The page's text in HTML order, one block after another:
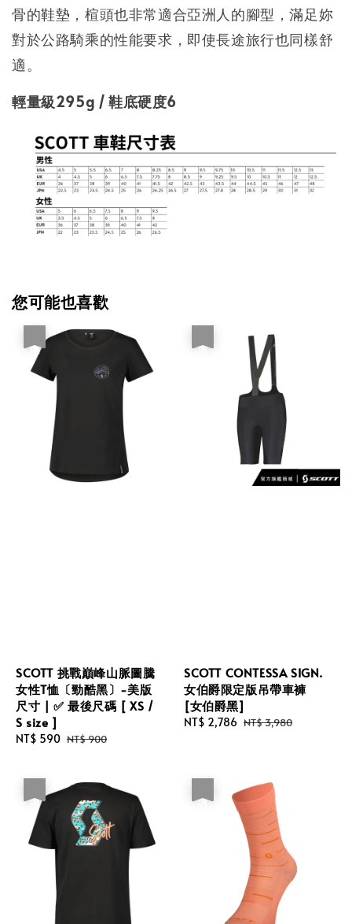
骨的鞋墊，楦頭也非常適合亞洲人的腳型，滿足妳
對於公路騎乘的性能要求，即使長途旅行也同樣舒
適。
輕量級295g /鞋底硬度6
您可能也喜歡
SCOTT 挑戰巔峰山脈圖騰
女性T恤〔勁酷黑〕-美版
尺寸 | ✅ 最後尺碼 [ XS /
S size ]
Sale
NT$ 590 Regular
NT$ 900
SCOTT CONTESSA SIGN.
女伯爵限定版吊帶車褲
[女伯爵黑]
Sale
NT$ 2,786 Regular
NT$ 3,980